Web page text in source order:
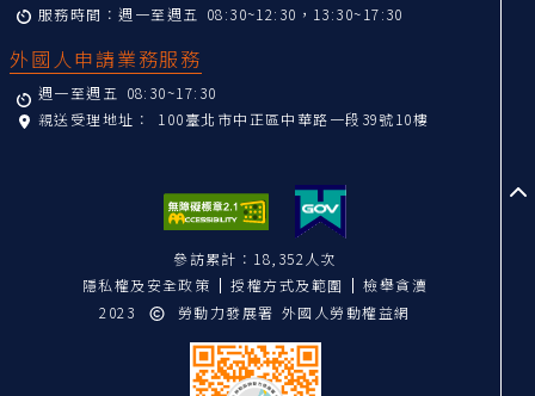
服務時間：週一至週五 08:30~12:30，13:30~17:30
外國人申請業務服務
週一至週五 08:30~17:30
親送受理地址： 100臺北市中正區中華路一段39號10樓
參訪累計：18,352人次
隱私權及安全政策
授權方式及範圍
檢舉貪瀆
2023
勞動力發展署 外國人勞動權益網
至